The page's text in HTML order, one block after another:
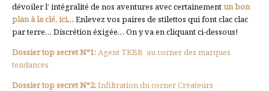
dévoiler l’ intégralité de nos aventures avec certainementun bon
plan à la clé, ici… Enlevez vos paires de stilettos qui font clac clac
par terre… Discrétion éxigée… On y va en cliquant ci-dessous!
Dossier top secret N°1: Agent TKBB au corner des marques
tendances
Dossier top secret N°2:Infiltration du corner Créateurs